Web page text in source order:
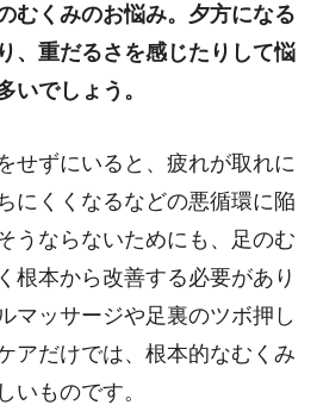
むくみのお悩み。夕方になる
、重だるさを感じたりして悩
いでしょう。
せずにいると、疲れが取れに
にくくなるなどの悪循環に陥
うならないためにも、足のむ
根本から改善する必要があり
マッサージや足裏のツボ押し
アだけでは、根本的なむくみ
いものです。